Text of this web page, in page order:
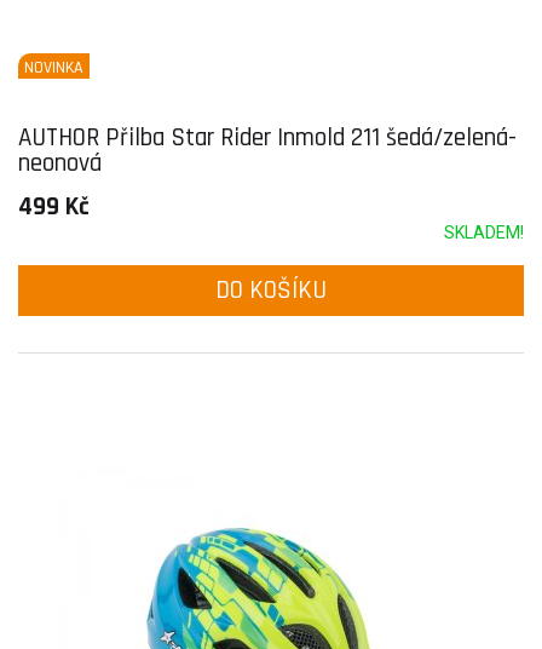
NOVINKA
AUTHOR Přilba Star Rider Inmold 211 šedá/zelená-
neonová
499 Kč
SKLADEM!
DO KOŠÍKU